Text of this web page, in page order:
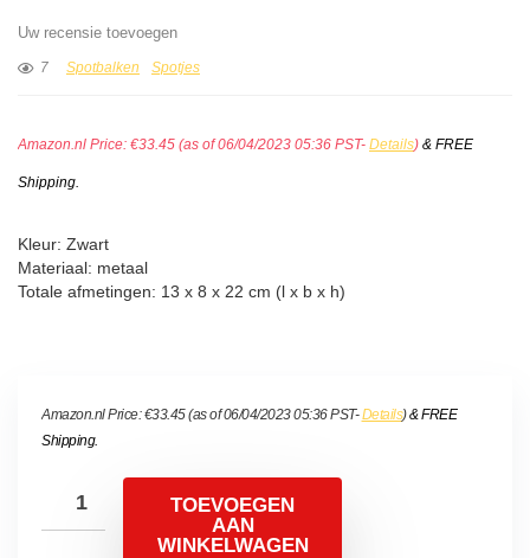
Uw recensie toevoegen
7 Spotbalken Spotjes
Amazon.nl Price: €33.45 (as of 06/04/2023 05:36 PST- Details) & FREE
Shipping.
Kleur: Zwart
Materiaal: metaal
Totale afmetingen: 13 x 8 x 22 cm (l x b x h)
Amazon.nl Price:€33.45(as of 06/04/2023 05:36 PST-Details)&FREE
Shipping.
TOEVOEGEN
AAN
WINKELWAGEN